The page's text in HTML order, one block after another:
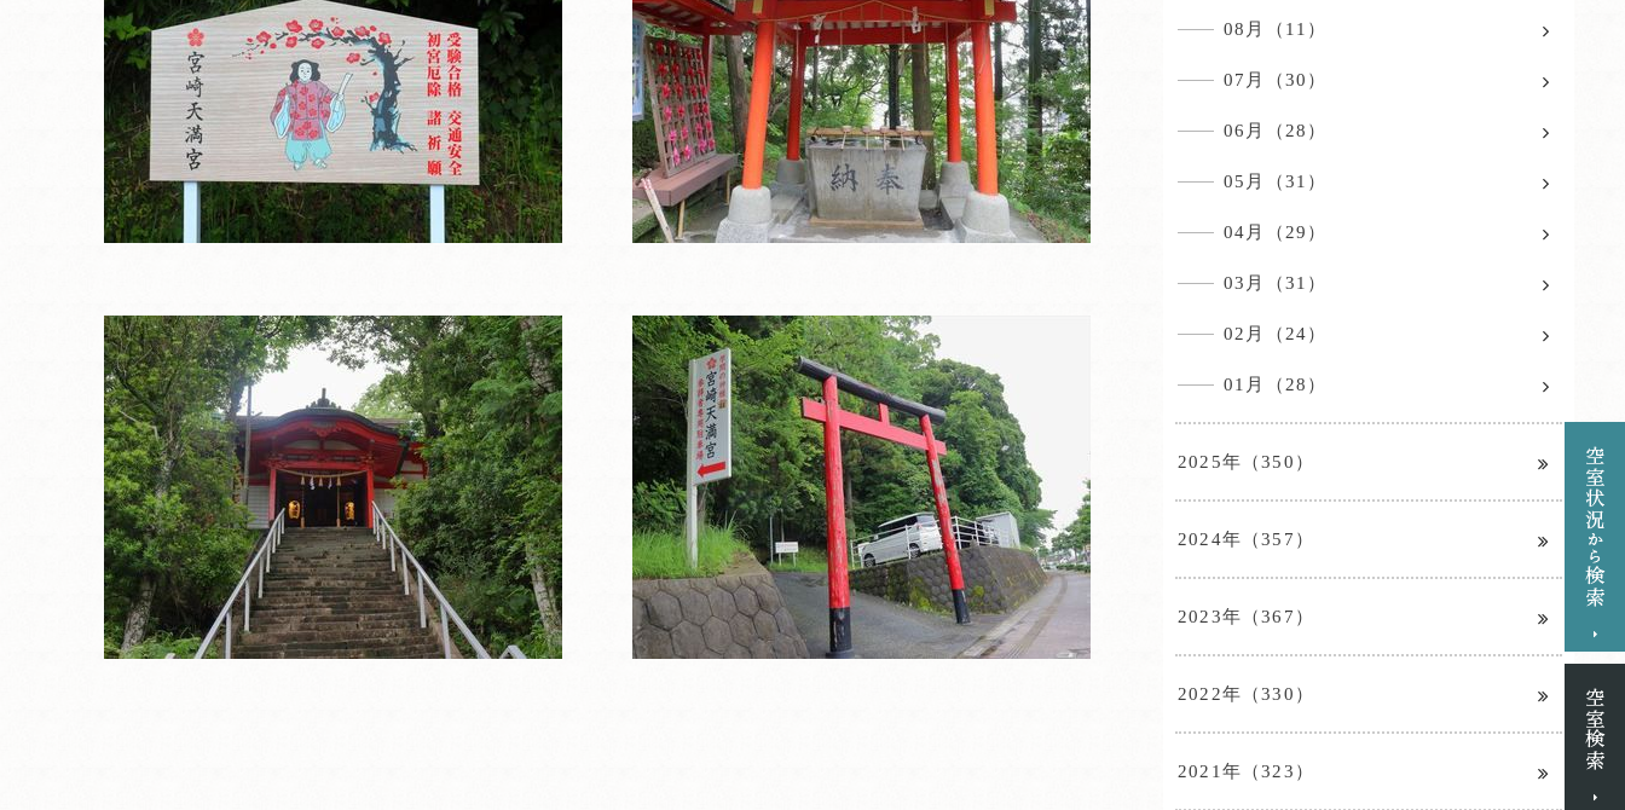
08月（11）
07月（30）
06月（28）
05月（31）
04月（29）
03月（31）
02月（24）
01月（28）
2025年（350）
2024年（357）
2023年（367）
2022年（330）
2021年（323）